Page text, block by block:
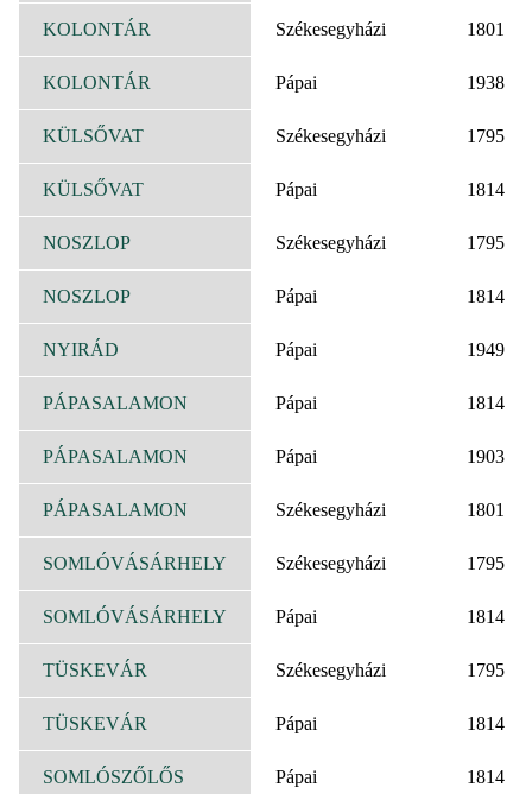
KOLONTÁR Székesegyházi 1801
KOLONTÁR Pápai 1938
KÜLSŐVAT Székesegyházi 1795
KÜLSŐVAT Pápai 1814
NOSZLOP Székesegyházi 1795
NOSZLOP Pápai 1814
NYIRÁD Pápai 1949
PÁPASALAMON Pápai 1814
PÁPASALAMON Pápai 1903
PÁPASALAMON Székesegyházi 1801
SOMLÓVÁSÁRHELY Székesegyházi 1795
SOMLÓVÁSÁRHELY Pápai 1814
TÜSKEVÁR Székesegyházi 1795
TÜSKEVÁR Pápai 1814
SOMLÓSZŐLŐS Pápai 1814